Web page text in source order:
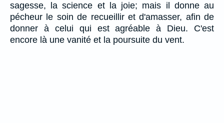
sagesse, la science et la joie; mais il donne au
pécheur le soin de recueillir et d'amasser, afin de
donner à celui qui est agréable à Dieu. C'est
encore là une vanité et la poursuite du vent.